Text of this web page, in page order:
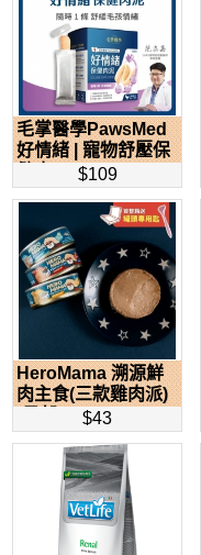
毛掌醫學PawsMed
好情緒 | 寵物舒壓保
$109
HeroMama 溯源鮮
肉主食(三款雞肉派)
$43